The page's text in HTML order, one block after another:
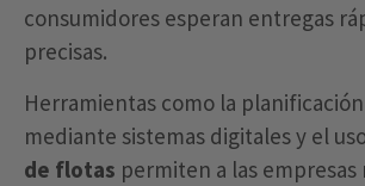
consumidores esperan entregas
precisas.
Herramientas como la
mediante sistemas digitales y el
de flotas permiten a las empresas